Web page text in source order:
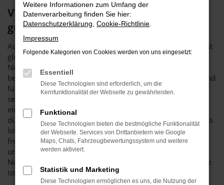
VW T-Roc Tageszulassung – neu, aber
günstig
Autokauf der klugen Art – eine VW T-Roc Tageszulassung ist
gleichzeitig günstig und ermöglicht das Einsteigen in einen
Neuwagen. Diese Besonderheit ist dadurch möglich, dass
bereits konfigurierte und vorhandene Fahrzeuge kurzerhand
für exakt einen Tag zugelassen werden. Die Vorgaben
seitens der Hersteller, die für Neuwagen gelten, sind bei
einer VW T-Roc Tageszulassung außer Kraft und die Preise
dürfen von Ihrem Autohaus Brenk frei gewählt werden. Das
lohnt sich, denn wir gewähren großzügige Rabatte und
freuen uns darüber, wenn Sie glücklich und zufrieden
unterwegs sind. Jede VW T-Roc Tageszulassung ist ein
Neuwagen und keines der von uns angebotenen Fahrzeuge
ist auch nur einen einzigen Kilometer gefahren worden.
Weitere Informationen zum Umfang der
Datenverarbeitung finden Sie hier:
Datenschutzerklärung Cookie-Richtlinie
Impressum
Folgende Kategorien von Cookies werden von uns eingesetzt:
Essentiell
Diese Technologien sind erforderlich, um die
Kernfunktionalität der Webseite zu gewährleisten.
Funktional
Diese Technologien bieten die bestmögliche Funktionalität
der Webseite. Services von Drittanbietern wie Google
Maps, Chats, Fahrzeugbewertungssystem und weitere
werden aktiviert.
Statistik und Marketing
Diese Technologien ermöglichen es uns, die Nutzung der